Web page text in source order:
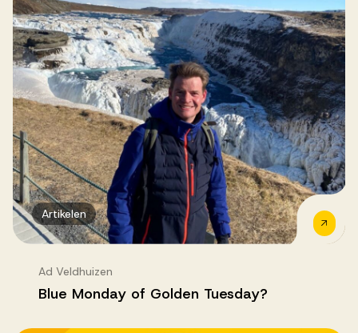
Artikelen
Ad Veldhuizen
Blue Monday of Golden Tuesday?